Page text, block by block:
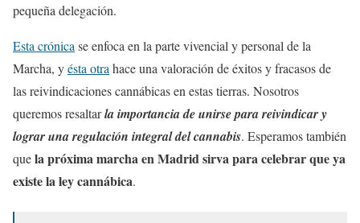
pequeña delegación.
Esta crónica se enfoca en la parte vivencial y personal de la
Marcha, yésta otra hace una valoración de éxitos y fracasos de
las reivindicaciones cannábicas en estas tierras. Nosotros
queremos resaltarla importancia de unirse para reivindicar y
lograr una regulación integral del cannabis. Esperamos también
quela próxima marcha en Madrid sirva para celebrar que ya
existe la ley cannábica.